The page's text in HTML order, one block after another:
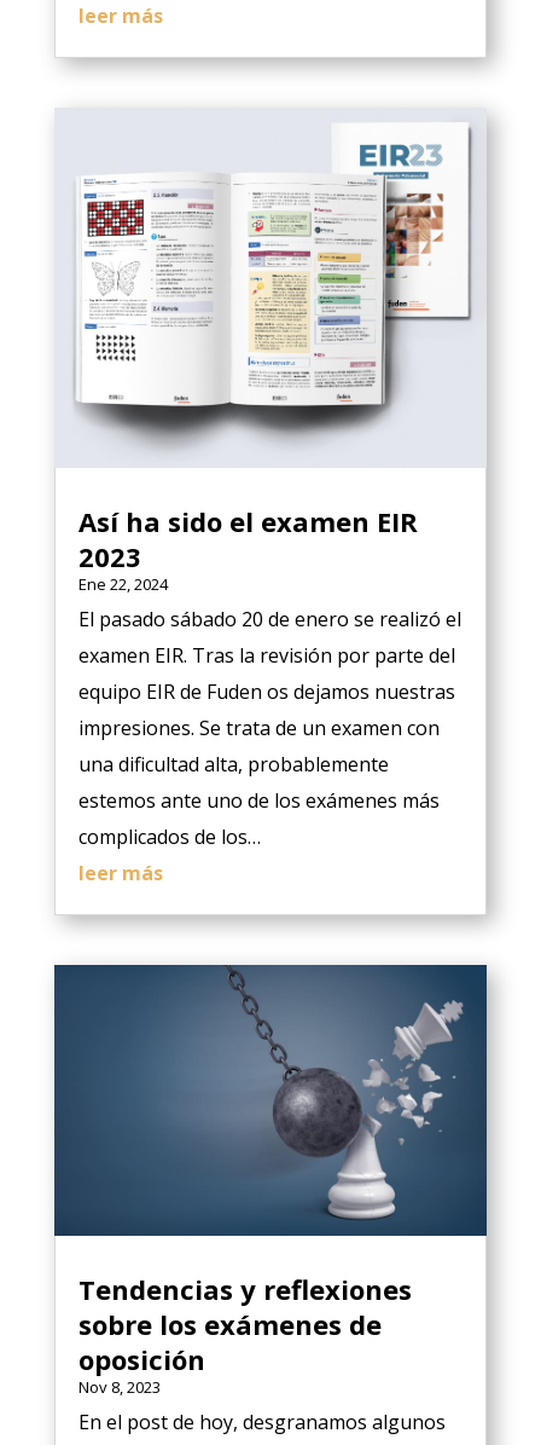
leer más
Así ha sido el examen EIR
2023
Ene 22, 2024
El pasado sábado 20 de enero se realizó el
examen EIR. Tras la revisión por parte del
equipo EIR de Fuden os dejamos nuestras
impresiones. Se trata de un examen con
una dificultad alta, probablemente
estemos ante uno de los exámenes más
complicados de los…
leer más
Tendencias y reflexiones
sobre los exámenes de
oposición
Nov 8, 2023
En el post de hoy, desgranamos algunos